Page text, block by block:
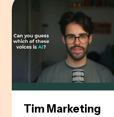
Tim Marketing